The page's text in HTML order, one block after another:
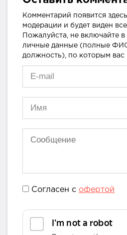
Комментарий появится
модерации и будет виден
Пожалуйста, не включайте
личные данные (полные ФИО,
должность), по которым
Согласен с офертой